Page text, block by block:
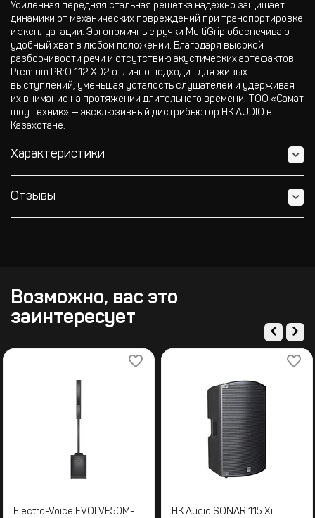
Усиленная передняя стальная решётка надёжно защищает
динамики от механических повреждений при транспортировке
и эксплуатации. Эргономичные ручки MultiGrip обеспечивают
удобный хват в любом положении. Благодаря высокой
разборчивости речи и отсутствию акустических артефактов
Premium PR:O 112 XD2 отлично подходит для живых
выступлений, уменьшая усталость слушателей и удерживая
их внимание на протяжении длительного времени. ТОО «Самат
шоу техник» — эксклюзивный дистрибьютор HK AUDIO в
Казахстане.
Характеристики
Отзывы
Возможно, вас это
заинтересует
Electro-Voice EVOLVE50M-
HK Audio SONAR 115 Xi